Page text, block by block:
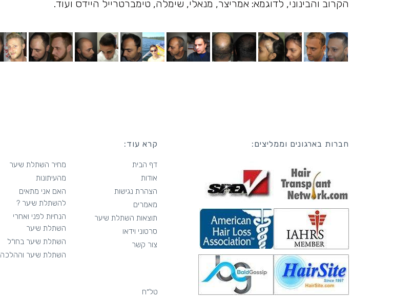
הקרוב והבינוני, לדוגמא: אמריצר, מנאלי, שימלה, טימברטרייל היידס ועוד.
חברות בארגונים וממליצים: קרא עוד:
דף הבית
אודות
הצהרת נגישות
מאמרים
תוצאות השתלת שיער
סרטוני וידאו
צור קשר
מחיר השתלת שיער
מהעיתונות
האם אני מתאים
להשתלת שיער ?
הנחיות לפני ואחרי
השתלת שיער
השתלת שיער בחו״ל
השתלת שיער וההלכה
טל״ח